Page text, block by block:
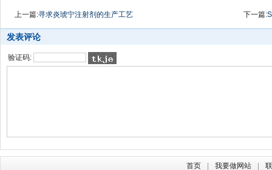
上一篇:寻求炎琥宁注射剂的生产工艺 下一篇:
发表评论
验证码:
首页 我要做网站